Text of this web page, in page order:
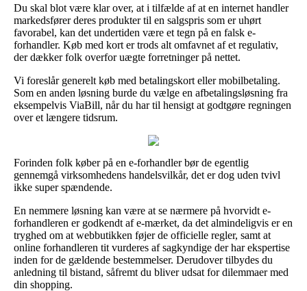
Du skal blot være klar over, at i tilfælde af at en internet handler
markedsfører deres produkter til en salgspris som er uhørt
favorabel, kan det undertiden være et tegn på en falsk e-
forhandler. Køb med kort er trods alt omfavnet af et regulativ,
der dækker folk overfor uægte forretninger på nettet.
Vi foreslår generelt køb med betalingskort eller mobilbetaling.
Som en anden løsning burde du vælge en afbetalingsløsning fra
eksempelvis ViaBill, når du har til hensigt at godtgøre regningen
over et længere tidsrum.
Forinden folk køber på en e-forhandler bør de egentlig
gennemgå virksomhedens handelsvilkår, det er dog uden tvivl
ikke super spændende.
En nemmere løsning kan være at se nærmere på hvorvidt e-
forhandleren er godkendt af e-mærket, da det almindeligvis er en
tryghed om at webbutikken føjer de officielle regler, samt at
online forhandleren tit vurderes af sagkyndige der har ekspertise
inden for de gældende bestemmelser. Derudover tilbydes du
anledning til bistand, såfremt du bliver udsat for dilemmaer med
din shopping.